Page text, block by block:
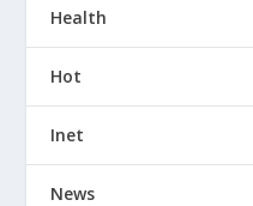
Health
Hot
Inet
News